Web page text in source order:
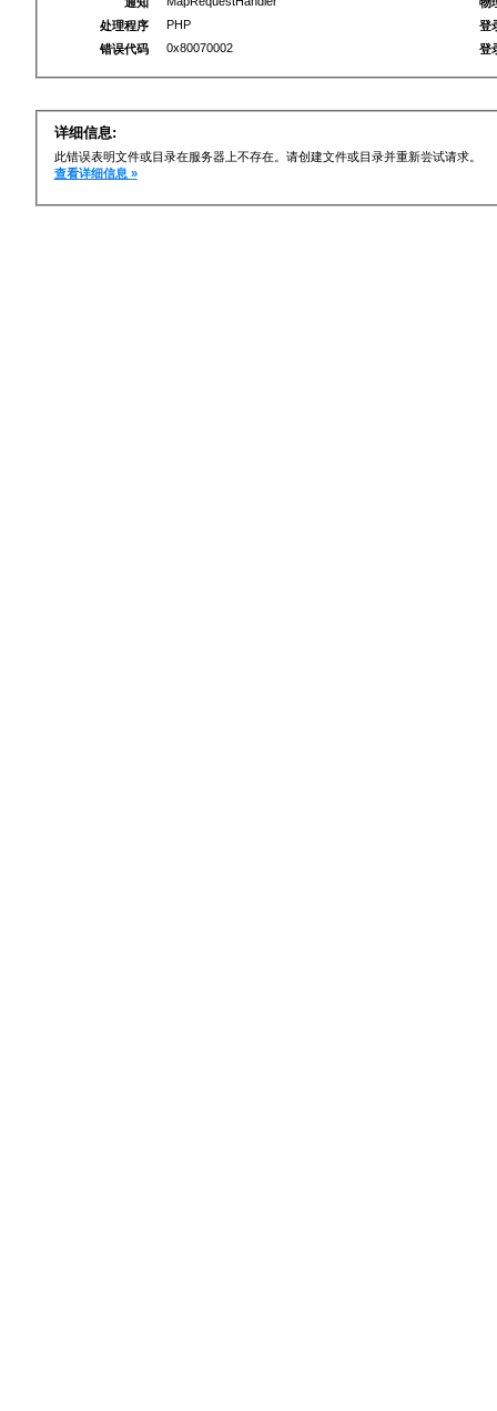
处理程序
PHP
错误代码
0x80070002
登
登
详细信息:
此错误表明文件或目录在服务器上不存在。请创建文件或目录并重新尝试请求。
查看详细信息 »